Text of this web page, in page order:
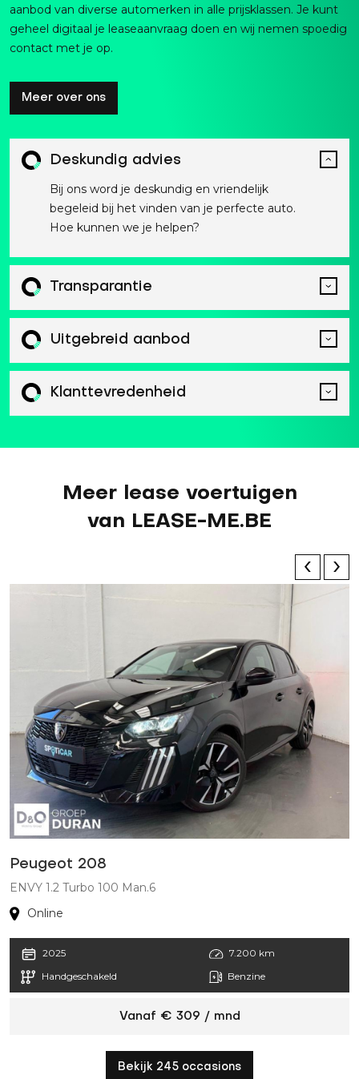
aanbod van diverse automerken in alle prijsklassen. Je kunt
geheel digitaal je leaseaanvraag doen en wij nemen spoedig
contact met je op.
Meer over ons
Deskundig advies
Bij ons word je deskundig en vriendelijk
begeleid bij het vinden van je perfecte auto.
Hoe kunnen we je helpen?
Transparantie
Uitgebreid aanbod
Klanttevredenheid
Meer lease voertuigen
van LEASE-ME.BE
Peugeot 208
ENVY 1.2 Turbo 100 Man.6
Online
2025
7.200 km
Handgeschakeld
Benzine
Vanaf € 309 / mnd
Bekijk 245 occasions